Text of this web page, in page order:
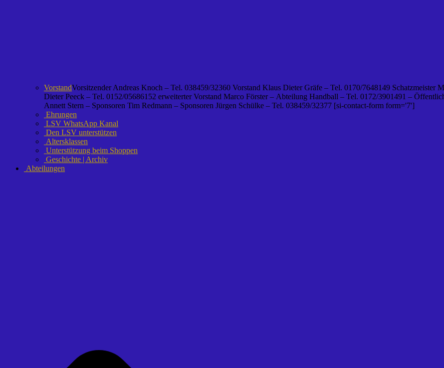
VorstandVorsitzender Andreas Knoch – Tel. 038459/32360 Vorstand Klaus Dieter Gräfe – Tel. 0170/7648149 Schatzmeister
Dieter Peeck – Tel. 0152/05686152 erweiterter Vorstand Marco Förster – Abteilung Handball – Tel. 0172/3901491 –
Annett Stern – Sponsoren Tim Redmann – Sponsoren Jürgen Schülke – Tel. 038459/32377 [si-contact-form form='7']
Ehrungen
LSV WhatsApp Kanal
Den LSV unterstützen
Altersklassen
Unterstützung beim Shoppen
Geschichte | Archiv
Abteilungen